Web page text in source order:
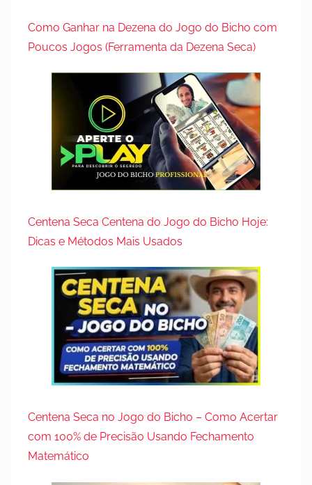
Como Ganhar na Dezena do Jogo do Bicho com
Poucos Jogos (Ferramenta da Dezena Seca)
Centena Seca Centena do Jogo do Bicho Hoje:
Dicas e Métodos Mais Usados
Centena Seca no Jogo do Bicho – Como Acertar
com 100% de Precisão Usando Fechamento
Matemático